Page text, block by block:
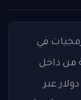
في
من داخل
1.2 مليون دولار عبر